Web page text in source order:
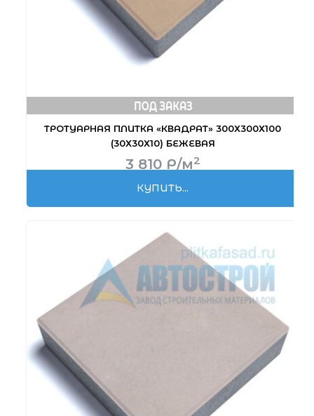
ТРОТУАРНАЯ ПЛИТКА «КВАДРАТ» 300Х300Х100
(30Х30Х10) БЕЖЕВАЯ
3 810 Р/м2
КУПИТЬ...